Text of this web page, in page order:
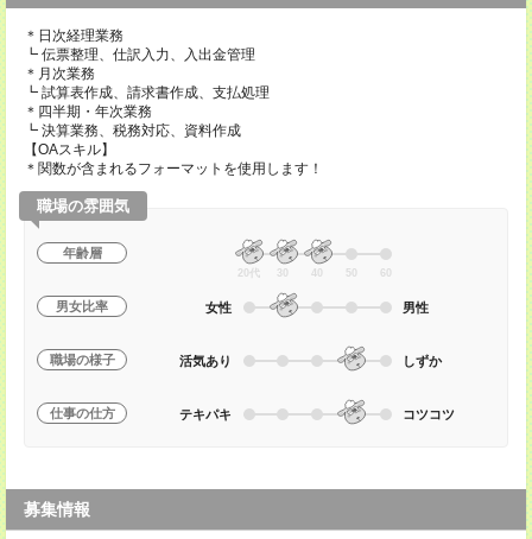
＊日次経理業務
┗ 伝票整理、仕訳入力、入出金管理
＊月次業務
┗ 試算表作成、請求書作成、支払処理
＊四半期・年次業務
┗ 決算業務、税務対応、資料作成
【OAスキル】
＊関数が含まれるフォーマットを使用します！
職場の雰囲気
年齢層
20代 30 40 50 60
男女比率 女性 男性
職場の様子 活気あり しずか
仕事の仕方 テキパキ コツコツ
募集情報